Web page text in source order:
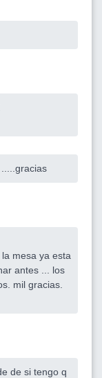
mesa ya esta
antes ... los
mil gracias.
de si tengo q